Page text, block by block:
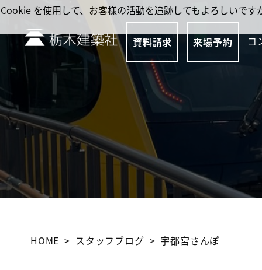
資料請求 来場予約 コ
HOME スタッフブログ 宇都宮さんぽ
Cookie を使用して、お客様の活動を追跡してもよろしいで